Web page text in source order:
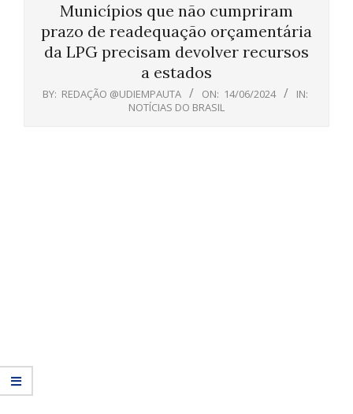
Municípios que não cumpriram
prazo de readequação orçamentária
da LPG precisam devolver recursos
a estados
BY: REDAÇÃO @UDIEMPAUTA ON: 14/06/2024
IN:
NOTÍCIAS DO BRASIL